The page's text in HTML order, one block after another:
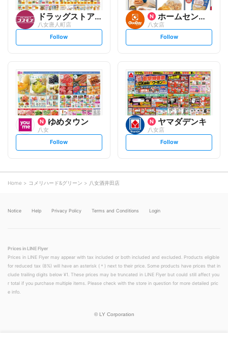
ドラッグストアコスモス
八女唐人町店
s
t
l
o
w
Follow
ホームセンター グッデイ
八女店
s
t
l
o
w
Follow
ゆめタウン
八女
s
t
o
Follow
ヤマダデンキ
八女店
s
t
Follow
Home コメリハード&グリーン 八女酒井田店
Notice Help Privacy Policy Terms and Conditions Login
Prices in LINE Flyer
Prices in LINE Flyer may appear with tax included or both included and excluded. Products eligible
for reduced tax (8%) will have an asterisk (＊) next to their price. Some products have prices that in
clude trailing digits below ¥1. These prices may be truncated in LINE Flyer but could still affect you
r total if you purchase multiple items. Please check with the store in question for more detailed pric
e info.
© LY Corporation